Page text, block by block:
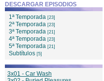
DESCARGAR EPISODIOS
1ª Temporada [23]
2ª Temporada [23]
3ª Temporada [21]
4ª Temporada [23]
5ª Temporada [21]
Subtítulos [5]
3x01 - Car Wash